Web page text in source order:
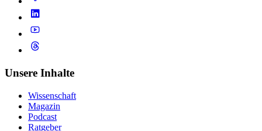
Unsere Inhalte
Wissenschaft
Magazin
Podcast
Ratgeber